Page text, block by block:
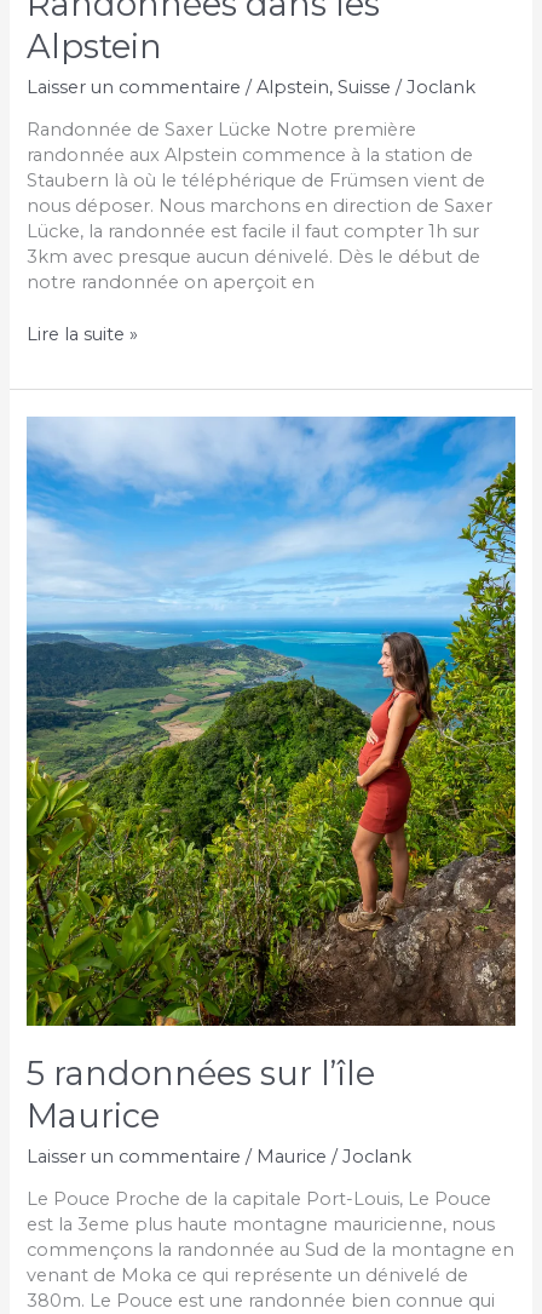
Alpstein
Laisser un commentaire /Alpstein,Suisse /Joclank
Randonnée de Saxer Lücke Notre première
randonnée aux Alpstein commence à la station de
Staubern là où le téléphérique de Frümsen vient de
nous déposer. Nous marchons en direction de Saxer
Lücke, la randonnée est facile il faut compter 1h sur
3km avec presque aucun dénivelé. Dès le début de
notre randonnée on aperçoit en
Randonnées
les
Lire la suite »
5 randonnées sur l’île
Maurice
Laisser un commentaire / Maurice /Joclank
Le Pouce Proche de la capitale Port-Louis, Le Pouce
est la 3eme plus haute montagne mauricienne, nous
commençons la randonnée au Sud de la montagne en
venant de Moka ce qui représente un dénivelé de
380m. Le Pouce est une randonnée bien connue qui